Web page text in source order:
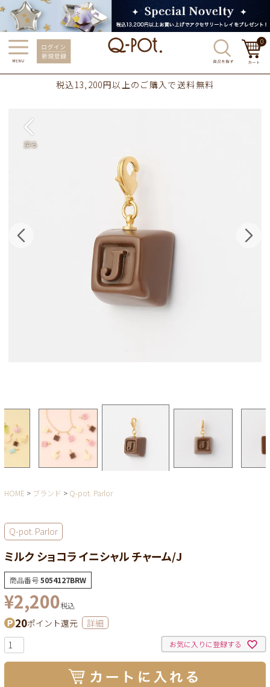
0
税込13,200円以上のご購入で送料無料
HOME ブランド Q-pot. Parlor
Q-pot. Parlor
ミルク ショコラ イニシャル チャーム/J
商品番号5054127BRW
¥2,200税込
20ポイント還元 詳細
お気に入りに登録する